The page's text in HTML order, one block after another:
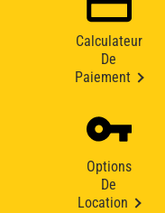
Calculateur
De
Paiement
Options
De
Location